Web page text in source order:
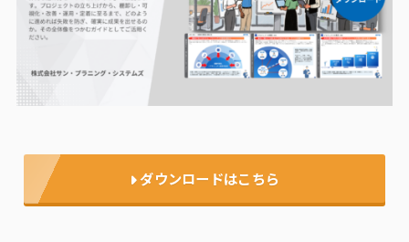
ダウンロードはこちら